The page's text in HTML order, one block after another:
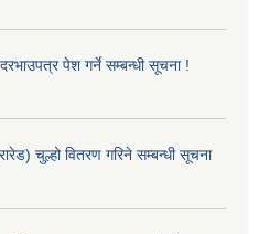
पेश गर्ने सम्बन्धी सूचना !
चुल्हो वितरण गरिने सम्बन्धी सूचना